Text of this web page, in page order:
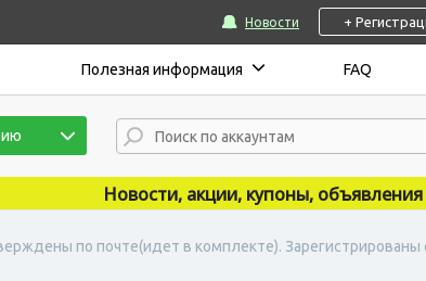
Новости +
Полезная информация FAQ
Новости, акции, купоны, объявления
по почте(идет в комплекте). Зарегистрированы